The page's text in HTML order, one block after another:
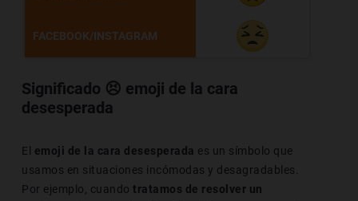
FACEBOOK/INSTAGRAM
Significado 😣 emoji de la cara
desesperada
El emoji de la cara desesperada es un símbolo que
usamos en situaciones incómodas y desagradables.
Por ejemplo, cuando tratamos de resolver un